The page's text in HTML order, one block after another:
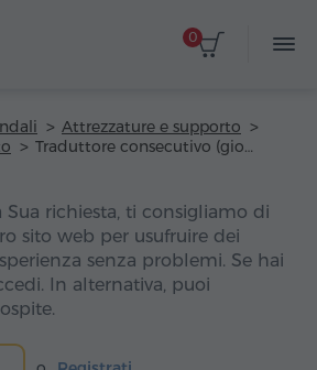
0
Attrezzature e supporto
Traduttore consecutivo (giornata intera)
Sua richiesta, ti consigliamo di
sito web per usufruire dei
senza problemi. Se hai
In alternativa, puoi